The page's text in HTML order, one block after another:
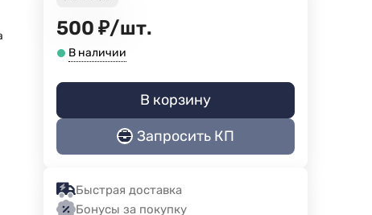
500 ₽/шт.
В наличии
В корзину
Запросить КП
Быстрая доставка
Бонусы за покупку